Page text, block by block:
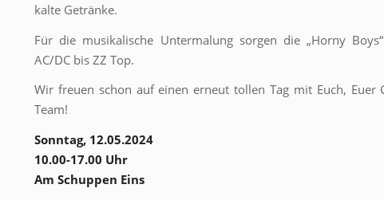
kalte Getränke.
Für die musikalische Untermalung sorgen die „Horny
AC/DC bis ZZ Top.
Wir freuen schon auf einen erneut tollen Tag mit Euch, Euer
Team!
Sonntag, 12.05.2024
10.00-17.00 Uhr
Am Schuppen Eins